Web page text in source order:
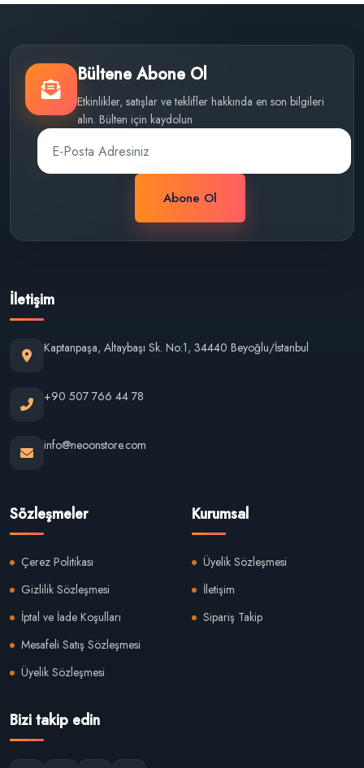
Bültene Abone Ol
Etkinlikler, satışlar ve teklifler hakkında en son bilgileri
alın. Bülten için kaydolun
Abone Ol
İletişim
Kaptanpaşa, Altaybaşı Sk. No:1, 34440 Beyoğlu/İstanbul
+90 507 766 44 78
info@neoonstore.com
Sözleşmeler
Çerez Politikası
Gizlilik Sözleşmesi
İptal ve İade Koşulları
Mesafeli Satış Sözleşmesi
Üyelik Sözleşmesi
Kurumsal
Üyelik Sözleşmesi
İletişim
Sipariş Takip
Bizi takip edin